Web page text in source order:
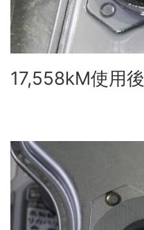
17,558kM使用後